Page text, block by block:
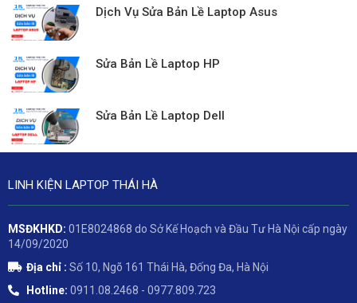
Dịch Vụ Sửa Bản Lề Laptop Asus
Sửa Bản Lề Laptop HP
Sửa Bản Lề Laptop Dell
LINH KIỆN LAPTOP THÁI HÀ
MSĐKHKD: 01E8024868 do Sở Kế Hoạch và Đầu Tư Hà Nội cấp ngày
14/09/2020
Địa chỉ : Số 10, Ngõ 161 Thái Hà, Đống Đa, Hà Nội
Hotline: 0911.08.2468 - 0977.809.723